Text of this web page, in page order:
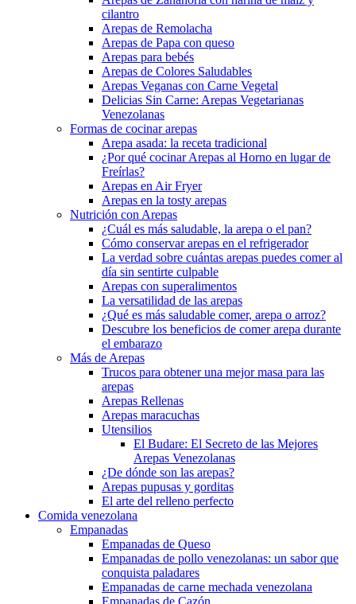
cilantro
Arepas de Remolacha
Arepas de Papa con queso
Arepas para bebés
Arepas de Colores Saludables
Arepas Veganas con Carne Vegetal
Delicias Sin Carne: Arepas Vegetarianas
Venezolanas
Formas de cocinar arepas
Arepa asada: la receta tradicional
¿Por qué cocinar Arepas al Horno en lugar de
Freírlas?
Arepas en Air Fryer
Arepas en la tosty arepas
Nutrición con Arepas
¿Cuál es más saludable, la arepa o el pan?
Cómo conservar arepas en el refrigerador
La verdad sobre cuántas arepas puedes comer al
día sin sentirte culpable
Arepas con superalimentos
La versatilidad de las arepas
¿Qué es más saludable comer, arepa o arroz?
Descubre los beneficios de comer arepa durante
el embarazo
Más de Arepas
Trucos para obtener una mejor masa para las
arepas
Arepas Rellenas
Arepas maracuchas
Utensilios
El Budare: El Secreto de las Mejores
Arepas Venezolanas
¿De dónde son las arepas?
Arepas pupusas y gorditas
El arte del relleno perfecto
Comida venezolana
Empanadas
Empanadas de Queso
Empanadas de pollo venezolanas: un sabor que
conquista paladares
Empanadas de carne mechada venezolana
Empanadas de Cazón